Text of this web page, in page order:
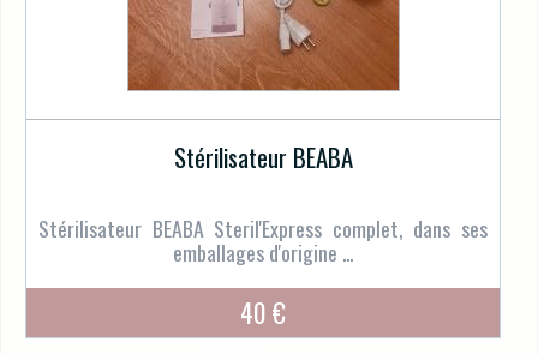
Stérilisateur BEABA
Stérilisateur BEABA Steril'Express complet, dans ses
emballages d'origine ...
40 €